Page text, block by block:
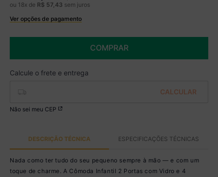
ou 18x de R$ 57 43 sem juros
Ver opções de pagamento
Boleto
COMPRAR
Não sei meu CEP
DESCRIÇÃO TÉCNICA ESPECIFICAÇÕES TÉCNICAS
Nada como ter tudo do seu pequeno sempre à mão — e com um
toque de charme. A Cômoda Infantil 2 Portas com Vidro e 4